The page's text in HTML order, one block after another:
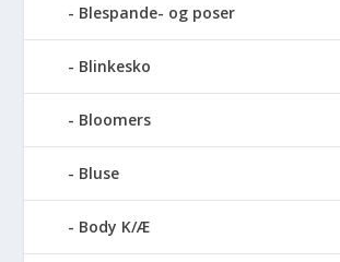
Blespande- og poser
Blinkesko
Bloomers
Bluse
Body K/Æ